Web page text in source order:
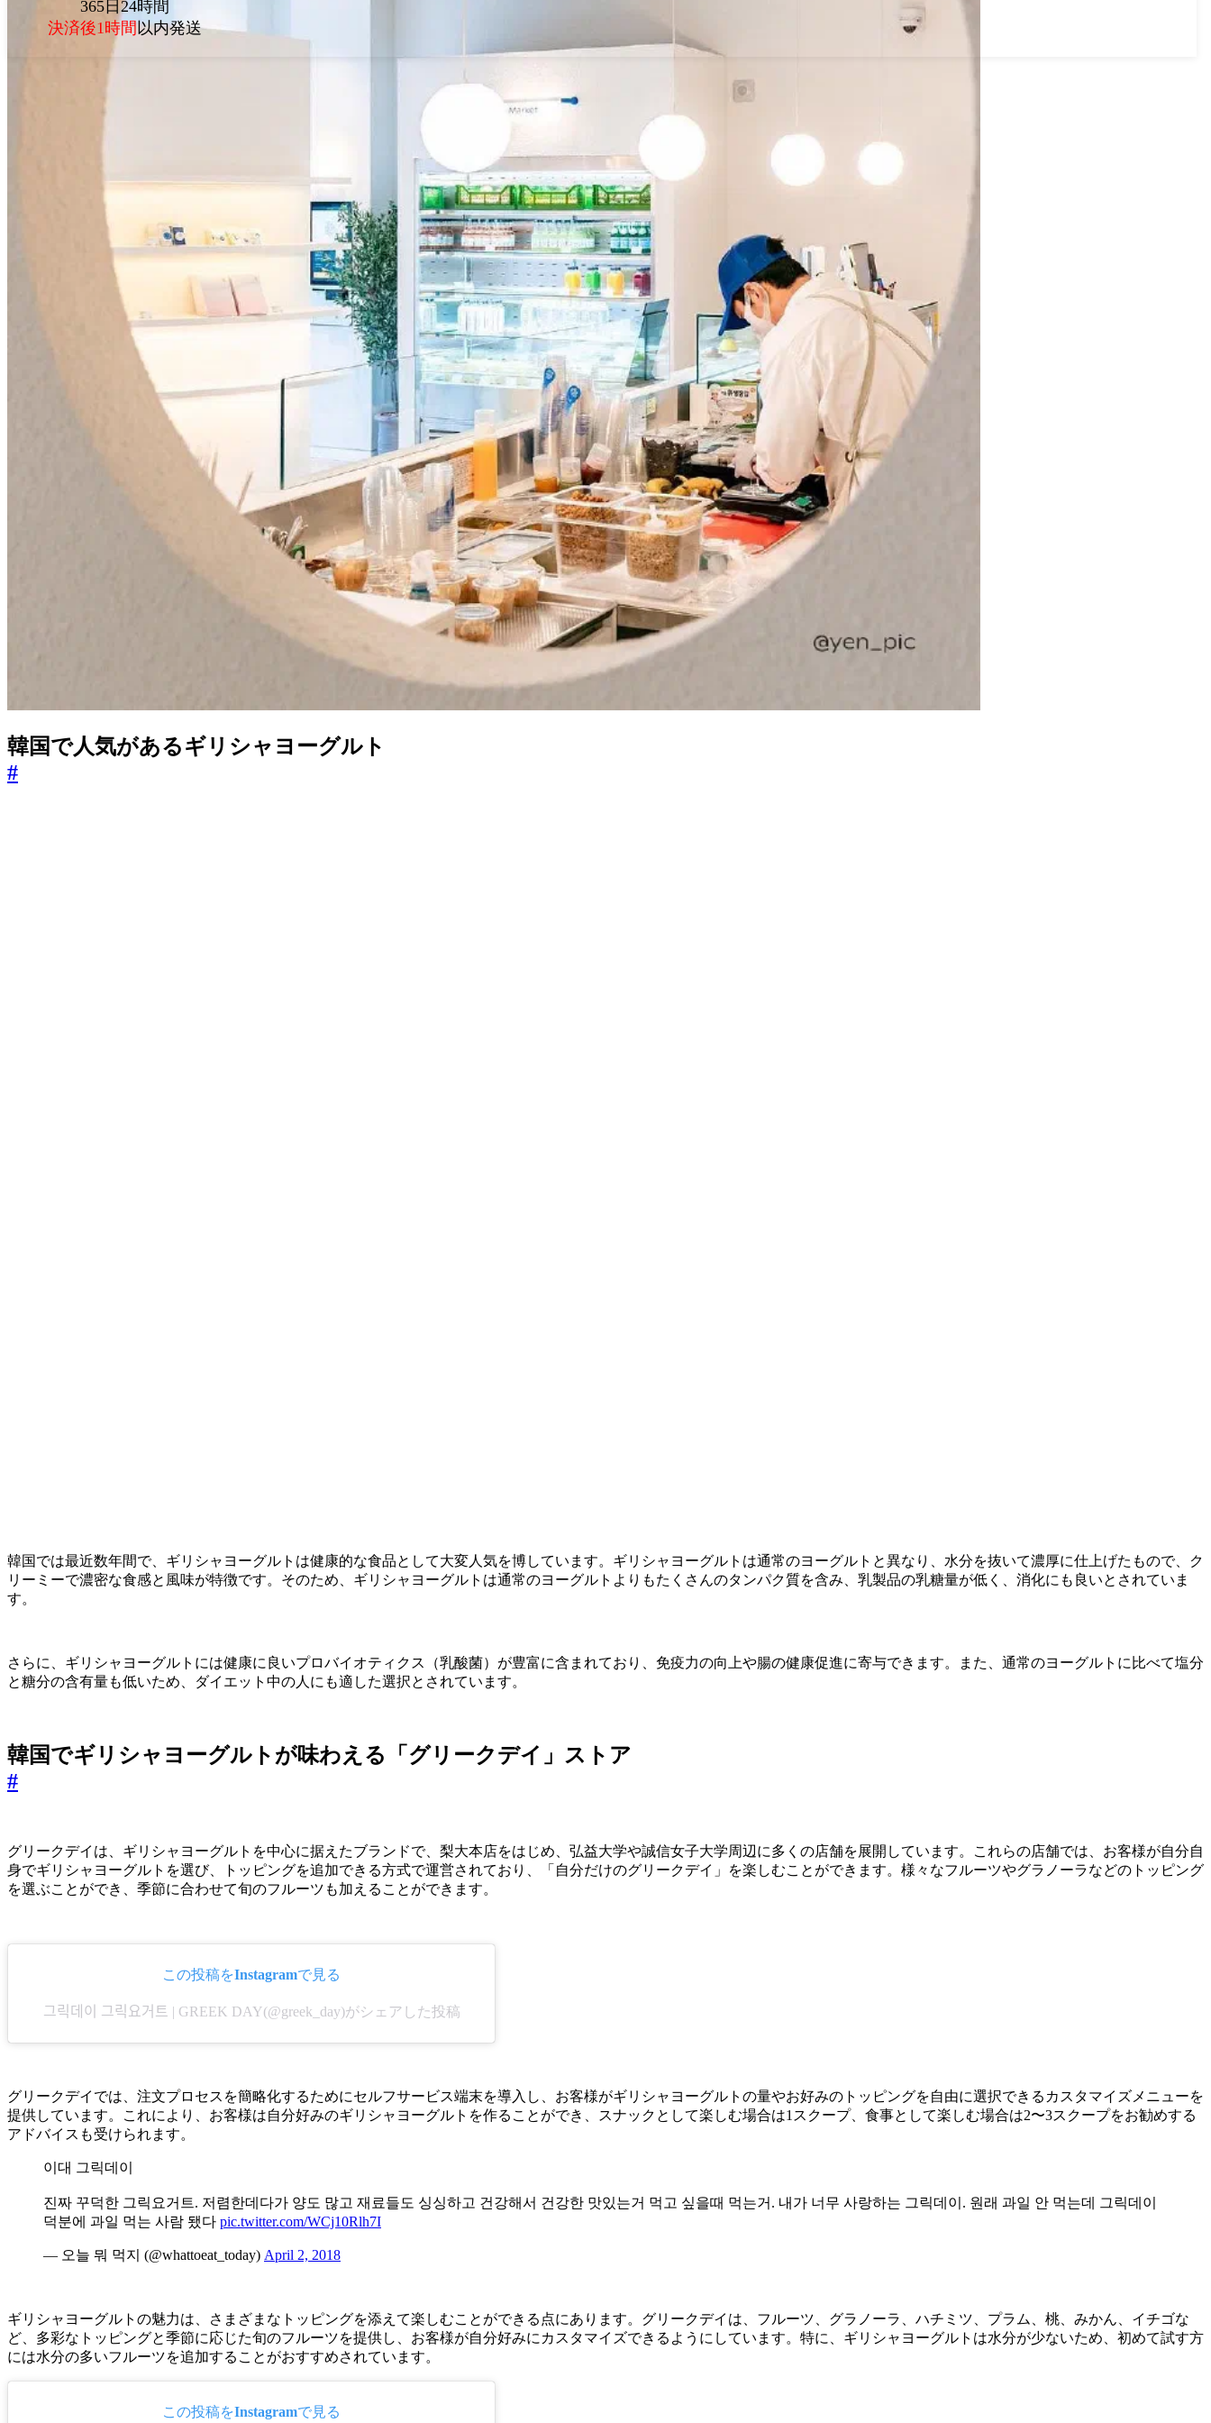
365日24時間
決済後1時間以内発送
韓国で人気があるギリシャヨーグルト
#
韓国では最近数年間で、ギリシャヨーグルトは健康的な食品として大変人気を博しています。ギリシャヨーグルトは通常のヨーグルトと異なり、水分を抜いて濃厚に仕上げたもので、ク
リーミーで濃密な食感と風味が特徴です。そのため、ギリシャヨーグルトは通常のヨーグルトよりもたくさんのタンパク質を含み、乳製品の乳糖量が低く、消化にも良いとされていま
す。
さらに、ギリシャヨーグルトには健康に良いプロバイオティクス（乳酸菌）が豊富に含まれており、免疫力の向上や腸の健康促進に寄与できます。また、通常のヨーグルトに比べて塩分
と糖分の含有量も低いため、ダイエット中の人にも適した選択とされています。
韓国でギリシャヨーグルトが味わえる「グリークデイ」ストア
#
グリークデイは、ギリシャヨーグルトを中心に据えたブランドで、梨大本店をはじめ、弘益大学や誠信女子大学周辺に多くの店舗を展開しています。これらの店舗では、お客様が自分自
身でギリシャヨーグルトを選び、トッピングを追加できる方式で運営されており、「自分だけのグリークデイ」を楽しむことができます。様々なフルーツやグラノーラなどのトッピング
を選ぶことができ、季節に合わせて旬のフルーツも加えることができます。
この投稿をInstagramで見る
그릭데이 그릭요거트 | GREEK DAY(@greek_day)がシェアした投稿
グリークデイでは、注文プロセスを簡略化するためにセルフサービス端末を導入し、お客様がギリシャヨーグルトの量やお好みのトッピングを自由に選択できるカスタマイズメニューを
提供しています。これにより、お客様は自分好みのギリシャヨーグルトを作ることができ、スナックとして楽しむ場合は1スクープ、食事として楽しむ場合は2〜3スクープをお勧めする
アドバイスも受けられます。
이대 그릭데이
진짜 꾸덕한 그릭요거트. 저렴한데다가 양도 많고 재료들도 싱싱하고 건강해서 건강한 맛있는거 먹고 싶을때 먹는거. 내가 너무 사랑하는 그릭데이. 원래 과일 안 먹는데 그릭데이
덕분에 과일 먹는 사람 됐다 pic.twitter.com/WCj10Rlh7I
— 오늘 뭐 먹지 (@whattoeat_today) April 2, 2018
ギリシャヨーグルトの魅力は、さまざまなトッピングを添えて楽しむことができる点にあります。グリークデイは、フルーツ、グラノーラ、ハチミツ、プラム、桃、みかん、イチゴな
ど、多彩なトッピングと季節に応じた旬のフルーツを提供し、お客様が自分好みにカスタマイズできるようにしています。特に、ギリシャヨーグルトは水分が少ないため、初めて試す方
には水分の多いフルーツを追加することがおすすめされています。
この投稿をInstagramで見る